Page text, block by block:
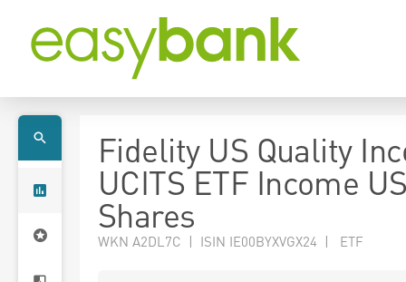
Fidelity US Quality
UCITS ETF Income
Shares
WKN A2DL7C | ISIN IE00BYXVGX24 | ETF